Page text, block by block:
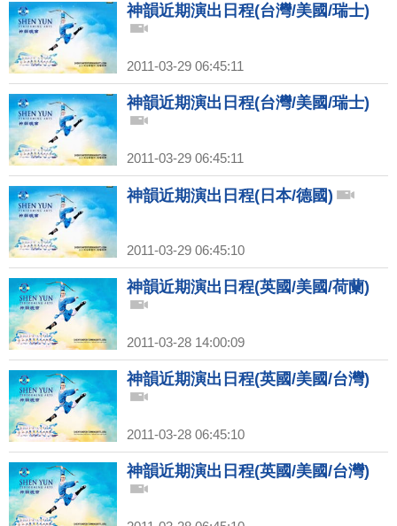
神韻近期演出日程(台灣/美國/瑞士)
2011-03-29 06:45:11
神韻近期演出日程(台灣/美國/瑞士)
2011-03-29 06:45:11
神韻近期演出日程(日本/德國)
2011-03-29 06:45:10
神韻近期演出日程(英國/美國/荷蘭)
2011-03-28 14:00:09
神韻近期演出日程(英國/美國/台灣)
2011-03-28 06:45:10
神韻近期演出日程(英國/美國/台灣)